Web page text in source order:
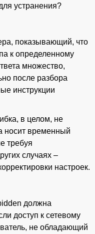
устранения?
показывающий, что
к определенному
множество,
после разбора
инструкции
в целом, не
носит временный
требуя
случаях –
настроек.
должна
доступ к сетевому
не обладающий